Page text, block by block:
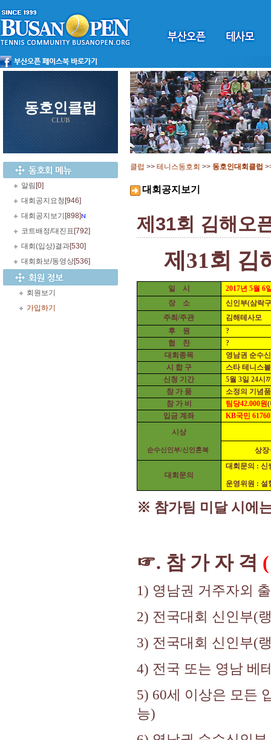
동호인클럽
CLUB
알림 [0]
대회공지요청 [946]
대회공지보기 [898]
코트배정/대진표 [792]
대회(입상)결과[530]
대회화보/동영상[536]
회원보기
가입하기
클럽 >> 테니스동호회 >> 동호인대회클럽
대회공지보기
제31회 김해오
제31회 김
일 시
2017년 5월 6
장 소
신인부(삼락
주최/주관
김해테사모
후 원
?
협 찬
?
대회종목
영남권 순수
시 합 구
스타 테니스볼
신청 기간
5월 3일 24시
참 가 품
소정의 기념
참 가 비
팀당42.000원(
입금 계좌
KB국민
시상
순수신인부/신인혼복 상장
대회문의
대회문의 : 신
운영위원
※ 참가팀 미달 시에
☞. 참 가 자 격
1) 영남권 거주자외
2) 전국대회 신인부(
3) 전국대회 신인부(
4) 전국 또는 영남 베
5) 60세 이상은 모든
능)